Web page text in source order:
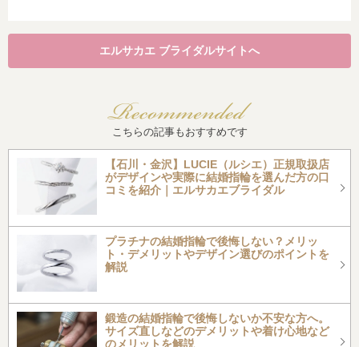
エルサカエ ブライダルサイトへ
こちらの記事もおすすめです
【石川・金沢】LUCIE（ルシエ）正規取扱店
がデザインや実際に結婚指輪を選んだ方の口
コミを紹介｜エルサカエブライダル
プラチナの結婚指輪で後悔しない？メリッ
ト・デメリットやデザイン選びのポイントを
解説
鍛造の結婚指輪で後悔しないか不安な方へ。
サイズ直しなどのデメリットや着け心地など
のメリットを解説